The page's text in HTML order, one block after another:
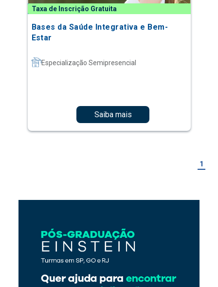
Taxa de Inscrição Gratuita
Bases da Saúde Integrativa e Bem-
Estar
Especialização Semipresencial
Saiba mais
1